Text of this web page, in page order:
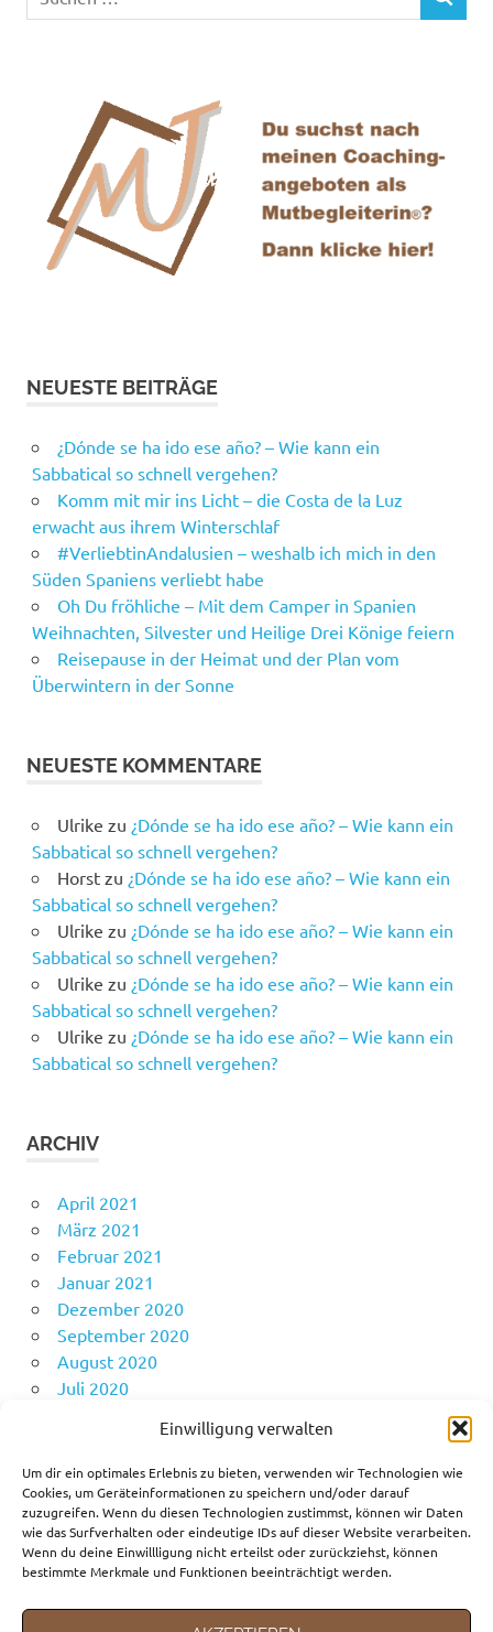
Einwilligung verwalten
Um dir ein optimales Erlebnis zu bieten, verwenden wir Technologien wie
Cookies, um Geräteinformationen zu speichern und/oder darauf
zuzugreifen. Wenn du diesen Technologien zustimmst, können wir Daten
wie das Surfverhalten oder eindeutige IDs auf dieser Website verarbeiten.
Wenn du deine Einwillligung nicht erteilst oder zurückziehst, können
bestimmte Merkmale und Funktionen beeinträchtigt werden.
nach:
SUCHEN
NEUESTE BEITRÄGE
¿Dónde se ha ido ese año? – Wie kann ein
Sabbatical so schnell vergehen?
Komm mit mir ins Licht – die Costa de la Luz
erwacht aus ihrem Winterschlaf
#VerliebtinAndalusien – weshalb ich mich in den
Süden Spaniens verliebt habe
Oh Du fröhliche – Mit dem Camper in Spanien
Weihnachten, Silvester und Heilige Drei Könige feiern
Reisepause in der Heimat und der Plan vom
Überwintern in der Sonne
NEUESTE KOMMENTARE
Ulrike zu ¿Dónde se ha ido ese año? – Wie kann ein
Sabbatical so schnell vergehen?
Horstzu ¿Dónde se ha ido ese año? – Wie kann ein
Sabbatical so schnell vergehen?
Ulrike zu ¿Dónde se ha ido ese año? – Wie kann ein
Sabbatical so schnell vergehen?
Ulrike zu ¿Dónde se ha ido ese año? – Wie kann ein
Sabbatical so schnell vergehen?
Ulrike zu ¿Dónde se ha ido ese año? – Wie kann ein
Sabbatical so schnell vergehen?
ARCHIV
April 2021
März 2021
Februar 2021
Januar 2021
Dezember 2020
September 2020
August 2020
Juli 2020
April 2020
KATEGORIEN
Fortbewegungsmittel